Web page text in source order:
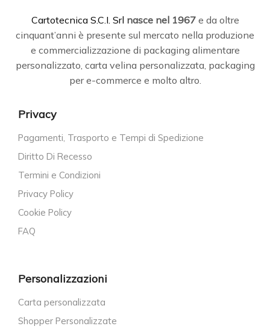
Cartotecnica S.C.I. Srl nasce nel 1967e da oltre
cinquant’anni è presente sul mercato nella produzione
e commercializzazione di packaging alimentare
personalizzato, carta velina personalizzata, packaging
per e-commerce e molto altro.
Privacy
Pagamenti, Trasporto e Tempi di Spedizione
Diritto Di Recesso
Termini e Condizioni
Privacy Policy
Cookie Policy
FAQ
Personalizzazioni
Carta personalizzata
Shopper Personalizzate